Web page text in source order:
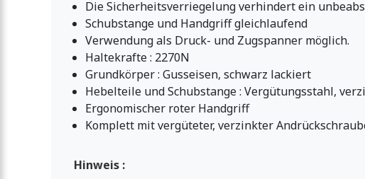
Die Sicherheitsverriegelung verhindert ein
Schubstange und Handgriff gleichlaufend
Verwendung als Druck- und Zugspanner möglich.
Haltekrafte : 2270N
Grundkörper : Gusseisen, schwarz lackiert
Hebelteile und Schubstange : Vergütungsstahl,
Ergonomischer roter Handgriff
Komplett mit vergüteter, verzinkter
Hinweis :